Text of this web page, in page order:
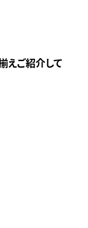
えご紹介して